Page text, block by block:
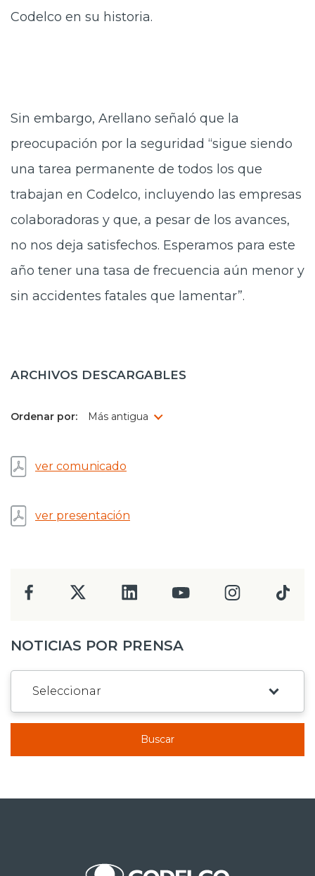
Codelco en su historia.
Sin embargo, Arellano señaló que la
preocupación por la seguridad “sigue siendo
una tarea permanente de todos los que
trabajan en Codelco, incluyendo las empresas
colaboradoras y que, a pesar de los avances,
no nos deja satisfechos. Esperamos para este
año tener una tasa de frecuencia aún menor y
sin accidentes fatales que lamentar”.
ARCHIVOS DESCARGABLES
Ordenar por:
ver comunicado
ver presentación
NOTICIAS POR PRENSA
Buscar